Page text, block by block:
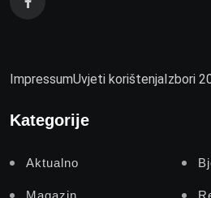
ImpressumUvjeti korištenja Izbori
Kategorije
Aktualno